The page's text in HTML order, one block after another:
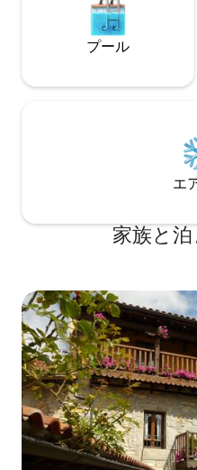
プール
エ
家族と